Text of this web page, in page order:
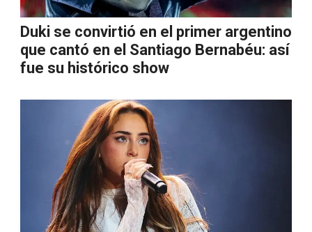
Duki se convirtió en el primer argentino
que cantó en el Santiago Bernabéu: así
fue su histórico show